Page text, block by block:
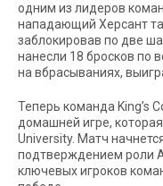
одним из лидеров
нападающий Херсант
заблокировав по две
нанесли 18 бросков по
на вбрасываниях,
Теперь команда King’s
домашней игре,
University. Матч
подтверждением роли
ключевых игроков